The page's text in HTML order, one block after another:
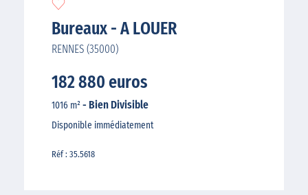
Bureaux - A LOUER
RENNES (35000)
182 880 euros
1016 m² - Bien Divisible
Disponible immédiatement
Réf : 35.5618